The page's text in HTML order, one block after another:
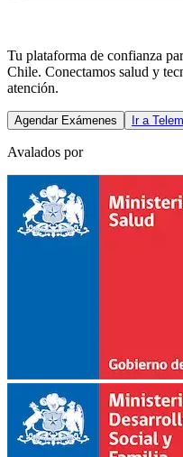
Tu plataforma de confianza
Chile. Conectamos salud y
atención.
Agendar Exámenes Ir a
Avalados por